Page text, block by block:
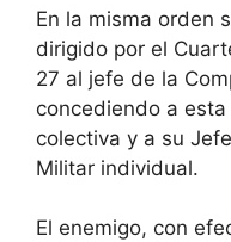
En la misma orden
dirigido por el
27 al jefe de la
concediendo a
colectiva y a su
Militar individual.
El enemigo, con